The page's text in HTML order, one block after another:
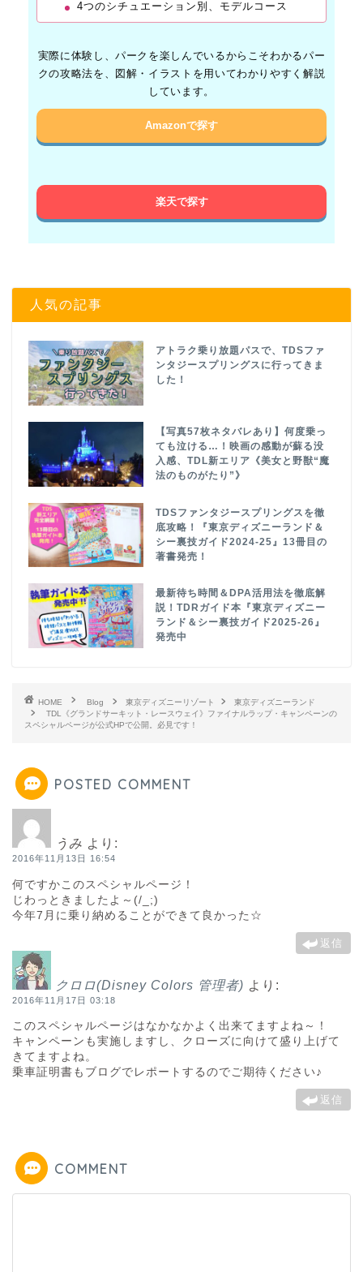
4つのシチュエーション別、モデルコース
実際に体験し、パークを楽しんでいるからこそわかるパー
クの攻略法を、図解・イラストを用いてわかりやすく解説
しています。
Amazonで探す
楽天で探す
人気の記事
アトラク乗り放題パスで、TDSファ
ンタジースプリングスに行ってきま
した！
【写真57枚ネタバレあり】何度乗っ
ても泣ける…！映画の感動が蘇る没
入感、TDL新エリア《美女と野獣“魔
法のものがたり”》
TDSファンタジースプリングスを徹
底攻略！『東京ディズニーランド＆
シー裏技ガイド2024-25』13冊目の
著書発売！
最新待ち時間＆DPA活用法を徹底解
説！TDRガイド本『東京ディズニー
ランド＆シー裏技ガイド2025-26』
発売中
HOME Blog 東京ディズニーリゾート
東京ディズニーランド
TDL《グランドサーキット・レースウェイ》ファイナルラップ・キャンペーンの
スペシャルページが公式HPで公開。必見です！
POSTED COMMENT
うみ より:
2016年11月13日 16:54
何ですかこのスペシャルページ！
じわっときましたよ～(/_;)
今年7月に乗り納めることができて良かった☆
返信
クロロ(Disney Colors 管理者) より:
2016年11月17日 03:18
このスペシャルページはなかなかよく出来てますよね～！
キャンペーンも実施しますし、クローズに向けて盛り上げて
きてますよね。
乗車証明書もブログでレポートするのでご期待ください♪
返信
COMMENT